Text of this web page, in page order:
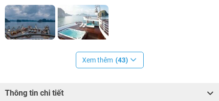
Xem thêm (43)
Thông tin chi tiết